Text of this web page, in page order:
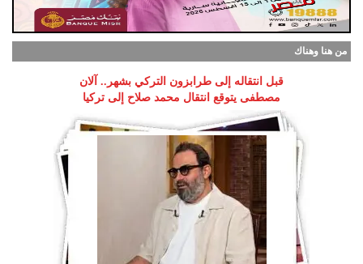
من هنا وهناك
قبل انتقاله إلى طرابزون التركي بشهر.. آلان
مصطفى يتوقع انتقال محمد صلاح إلى تركيا